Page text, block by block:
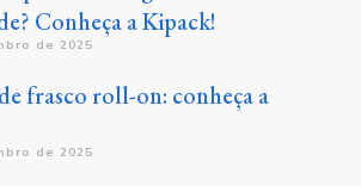
Conheça a Kipack!
de 2025
frasco roll-on: conheça a
de 2025